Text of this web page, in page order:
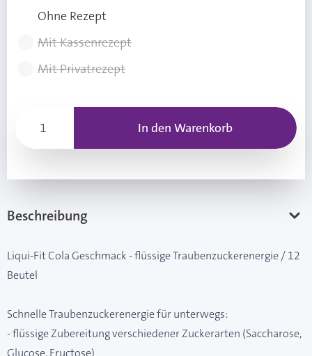
Ohne Rezept
Mit Kassenrezept
Mit Privatrezept
In den Warenkorb
Beschreibung
Liqui-Fit Cola Geschmack - flüssige Traubenzuckerenergie / 12
Beutel
Schnelle Traubenzuckerenergie für unterwegs:
- flüssige Zubereitung verschiedener Zuckerarten (Saccharose,
Glucose, Fructose)